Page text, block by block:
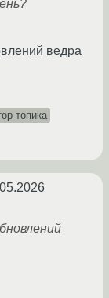
ведра
топика